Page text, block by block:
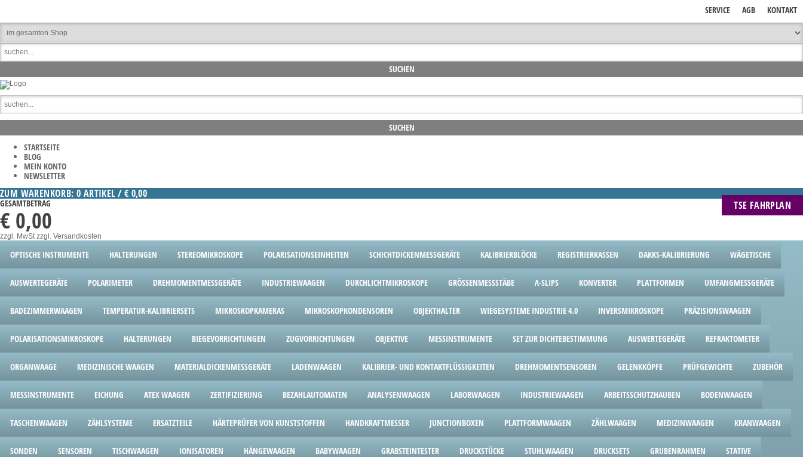
KONTAKT
AGB
SERVICE
STARTSEITE
BLOG
MEIN KONTO
NEWSLETTER
TSE FAHRPLAN
ZUM WARENKORB: 0 ARTIKEL / € 0,00
GESAMTBETRAG
€ 0,00
zzgl. MwStzzgl. Versandkosten
OPTISCHE INSTRUMENTE HALTERUNGEN STEREOMIKROSKOPE POLARISATIONSEINHEITEN SCHICHTDICKENMESSGERÄTE KALIBRIERBLÖCKE REGISTRIERKASSEN DAKKS-KALIBRIERUNG WÄGETISCHE
AUSWERTEGERÄTE POLARIMETER DREHMOMENTMESSGERÄTE INDUSTRIEWAAGEN DURCHLICHTMIKROSKOPE GRÖSSENMESSSTÄBE Λ-SLIPS KONVERTER PLATTFORMEN UMFANGMESSGERÄTE
BADEZIMMERWAAGEN TEMPERATUR-KALIBRIERSETS MIKROSKOPKAMERAS MIKROSKOPKONDENSOREN OBJEKTHALTER WIEGESYSTEME INDUSTRIE 4.0 INVERSMIKROSKOPE PRÄZISIONSWAAGEN
POLARISATIONSMIKROSKOPE HALTERUNGEN BIEGEVORRICHTUNGEN ZUGVORRICHTUNGEN OBJEKTIVE MESSINSTRUMENTE SET ZUR DICHTEBESTIMMUNG AUSWERTEGERÄTE REFRAKTOMETER
ORGANWAAGE MEDIZINISCHE WAAGEN MATERIALDICKENMESSGERÄTE LADENWAAGEN KALIBRIER- UND KONTAKTFLÜSSIGKEITEN DREHMOMENTSENSOREN GELENKKÖPFE PRÜFGEWICHTE ZUBEHÖR
MESSINSTRUMENTE EICHUNG ATEX WAAGEN ZERTIFIZIERUNG BEZAHLAUTOMATEN ANALYSENWAAGEN LABORWAAGEN INDUSTRIEWAAGEN ARBEITSSCHUTZHAUBEN BODENWAAGEN
TASCHENWAAGEN ZÄHLSYSTEME ERSATZTEILE HÄRTEPRÜFER VON KUNSTSTOFFEN HANDKRAFTMESSER JUNCTIONBOXEN PLATTFORMWAAGEN ZÄHLWAAGEN MEDIZINWAAGEN KRANWAAGEN
SONDEN SENSOREN TISCHWAAGEN IONISATOREN HÄNGEWAAGEN BABYWAAGEN GRABSTEINTESTER DRUCKSTÜCKE STUHLWAAGEN DRUCKSETS GRUBENRAHMEN STATIVE